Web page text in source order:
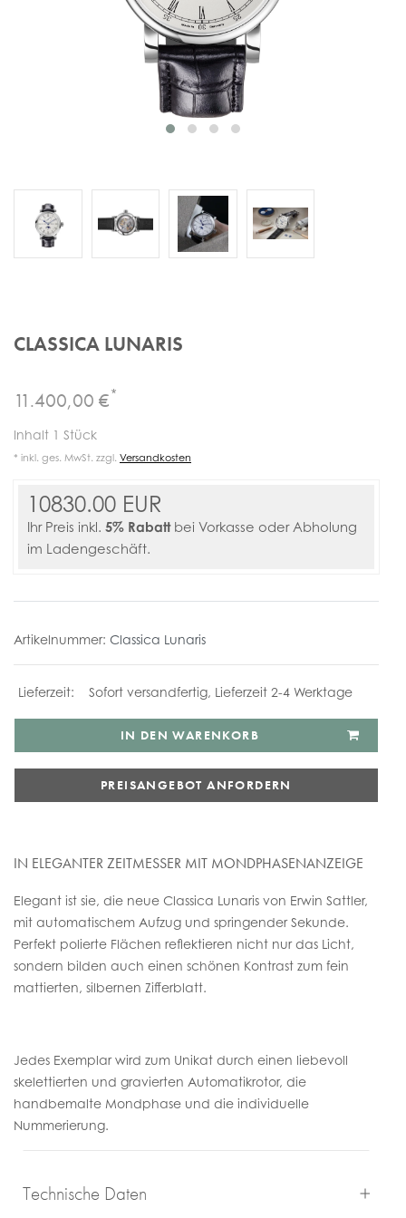
CLASSICA LUNARIS
11.400,00 €*
Inhalt 1 Stück
* inkl. ges. MwSt. zzgl. Versandkosten
10830.00 EUR
Ihr Preis inkl. 5% Rabattbei Vorkasse oder Abholung
im Ladengeschäft.
Artikelnummer: Classica Lunaris
Sofort versandfertig, Lieferzeit 2-4 Werktage
IN DEN WARENKORB
PREISANGEBOT ANFORDERN
IN ELEGANTER ZEITMESSER MIT MONDPHASENANZEIGE
Elegant ist sie, die neue Classica Lunaris von Erwin Sattler,
mit automatischem Aufzug und springender Sekunde.
Perfekt polierte Flächen reflektieren nicht nur das Licht,
sondern bilden auch einen schönen Kontrast zum fein
mattierten, silbernen Zifferblatt.
Jedes Exemplar wird zum Unikat durch einen liebevoll
skelettierten und gravierten Automatikrotor, die
handbemalte Mondphase und die individuelle
Nummerierung.
Technische Daten